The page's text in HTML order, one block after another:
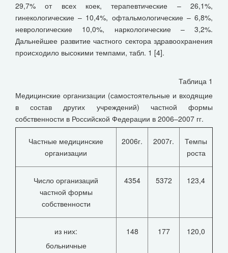
29,7% от всех коек, терапевтические – 26,1%,
гинекологические – 10,4%, офтальмологические – 6,8%,
неврологические 10,0%, наркологические – 3,2%.
Дальнейшее развитие частного сектора здравоохранения
происходило высокими темпами, табл. 1 [4].
Таблица 1
Медицинские организации (самостоятельные и входящие
в состав других учреждений) частной формы
собственности в Российской Федерации в 2006–2007 гг.
Частные медицинские
организации
2006г. 2007г.
Темпы
роста
Число организаций
частной формы
собственности
4354 5372 123,4
из них:
больничные
148 177 120,0